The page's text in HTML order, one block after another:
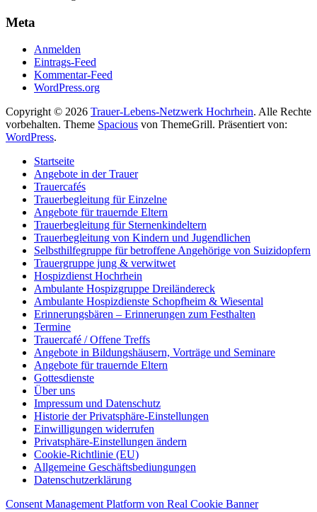
Meta
Anmelden
Eintrags-Feed
Kommentar-Feed
WordPress.org
Copyright © 2026 Trauer-Lebens-Netzwerk Hochrhein. Alle Rechte
vorbehalten. Theme Spacious von ThemeGrill. Präsentiert von:
WordPress.
Startseite
Angebote in der Trauer
Trauercafés
Trauerbegleitung für Einzelne
Angebote für trauernde Eltern
Trauerbegleitung für Sternenkindeltern
Trauerbegleitung von Kindern und Jugendlichen
Selbsthilfegruppe für betroffene Angehörige von Suizidopfern
Trauergruppe jung & verwitwet
Hospizdienst Hochrhein
Ambulante Hospizgruppe Dreiländereck
Ambulante Hospizdienste Schopfheim & Wiesental
Erinnerungsbären – Erinnerungen zum Festhalten
Termine
Trauercafé / Offene Treffs
Angebote in Bildungshäusern, Vorträge und Seminare
Angebote für trauernde Eltern
Gottesdienste
Über uns
Impressum und Datenschutz
Historie der Privatsphäre-Einstellungen
Einwilligungen widerrufen
Privatsphäre-Einstellungen ändern
Cookie-Richtlinie (EU)
Allgemeine Geschäftsbediungungen
Datenschutzerklärung
Consent Management Platform von Real Cookie Banner